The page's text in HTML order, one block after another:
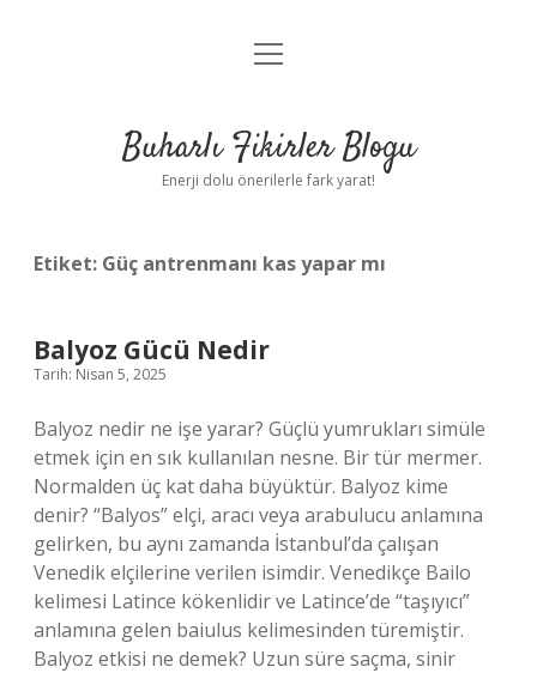
Anasayfa
Yasal Uyarı
menüyü
Buharlı Fikirler Blogu
Enerji dolu önerilerle fark yarat!
Etiket: Güç antrenmanı kas yapar mı
Balyoz Gücü Nedir
Tarih: Nisan 5, 2025
Balyoz nedir ne işe yarar? Güçlü yumrukları simüle
etmek için en sık kullanılan nesne. Bir tür mermer.
Normalden üç kat daha büyüktür. Balyoz kime
denir? “Balyos” elçi, aracı veya arabulucu anlamına
gelirken, bu aynı zamanda İstanbul’da çalışan
Venedik elçilerine verilen isimdir. Venedikçe Bailo
kelimesi Latince kökenlidir ve Latince’de “taşıyıcı”
anlamına gelen baiulus kelimesinden türemiştir.
Balyoz etkisi ne demek? Uzun süre saçma, sinir